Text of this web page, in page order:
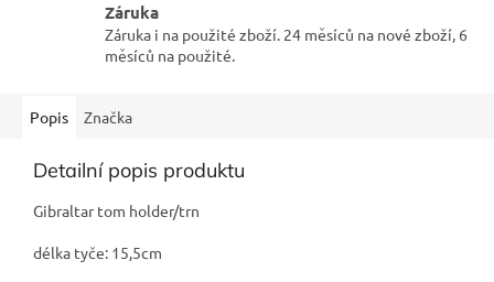
Záruka
Záruka i na použité zboží. 24 měsíců na nové zboží, 6
měsíců na použité.
Popis Značka
Detailní popis produktu
Gibraltar tom holder/trn
délka tyče: 15,5cm